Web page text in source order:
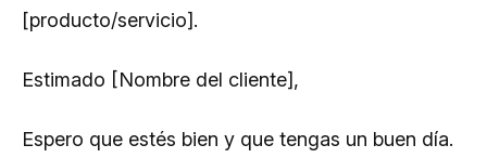
[producto/servicio].
Estimado [Nombre del cliente],
Espero que estés bien y que tengas un buen día.